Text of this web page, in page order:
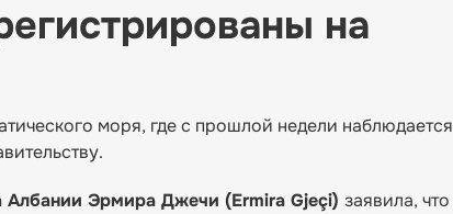
на
моря, где с прошлой недели наблюдается
Албании Эрмира Джечи (Ermira Gjeçi) заявила, что